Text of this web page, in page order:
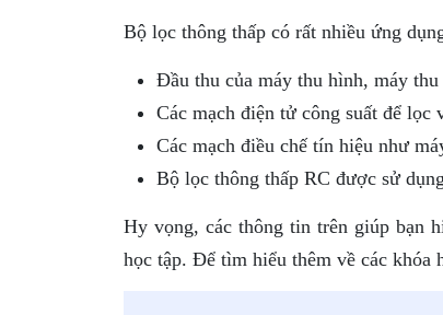
Bộ lọc thông thấp có rất nhiều ứng
Đầu thu của máy thu hình, máy thu
Các mạch điện tử công suất để lọc
Các mạch điều chế tín hiệu như
Bộ lọc thông thấp RC được sử
Hy vọng, các thông tin trên giúp bạn
học tập. Để tìm hiểu thêm về các khóa